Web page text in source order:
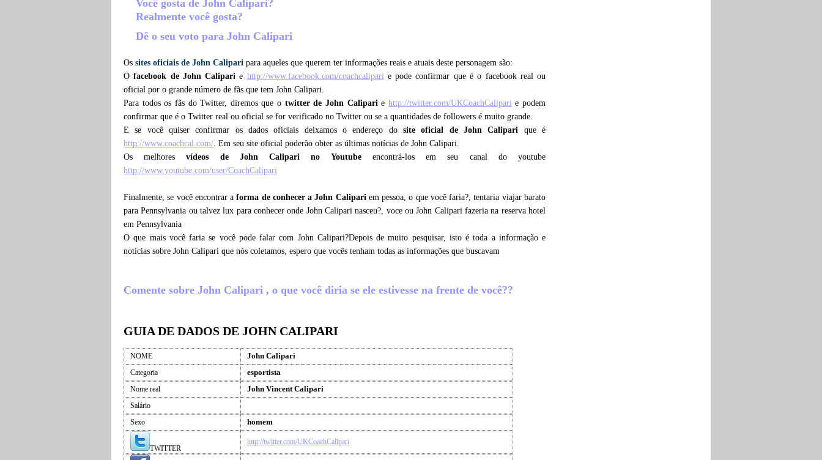
Você gosta de John Calipari?
Realmente você gosta?
Dê o seu voto para John Calipari
Os sites oficiais de John Calipari para aqueles que querem ter informações reais e atuais deste personagem são:
Ofacebook de John Calipari e http://www.facebook.com/coachcaliparie pode confirmar que é o facebook real ou
oficial por o grande número de fãs que tem John Calipari.
Para todos os fãs do Twitter, diremos que o twitter de John Caliparie http://twitter.com/UKCoachCaliparie podem
confirmar que é o Twitter real ou oficial se for verificado no Twitter ou se a quantidades de followers é muito grande.
E se você quiser confirmar os dados oficiais deixamos o endereço do site oficial de John Calipari que é
http://www.coachcal.com/. Em seu site oficial poderão obter as últimas notícias de John Calipari.
Os melhoresvídeos de John Calipari no Youtubeencontrá-los em seu canal do youtube
http://www.youtube.com/user/CoachCalipari
Finalmente, se você encontrar aforma de conhecer a John Calipariem pessoa, o que você faria?, tentaria viajar barato
para Pennsylvania ou talvez lux para conhecer onde John Calipari nasceu?, voce ou John Calipari fazeria na reserva hotel
em Pennsylvania
O que mais você faria se você pode falar com John Calipari?Depois de muito pesquisar, isto é toda a informação e
noticias sobre John Calipari que nós coletamos, espero que vocês tenham todas as informações que buscavam
Comente sobre John Calipari , o que você diria se ele estivesse na frente de você??
GUIA DE DADOS DE JOHN CALIPARI
NOME John Calipari
Categoria esportista
Nome real John Vincent Calipari
Salário
Sexo
homem
TWITTER
http://twitter.com/UKCoachCalipari